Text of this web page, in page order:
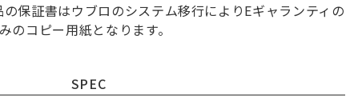
保証書はウブロのシステム移行によりEギャランティの
のコピー用紙となります。
SPEC